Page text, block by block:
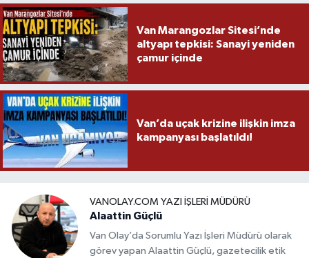
Van Marangozlar Sitesi’nde
altyapı tepkisi: Sanayi yeniden
çamur içinde
Van’da uçak krizine ilişkin imza
kampanyası başlatıldı!
VANOLAY.COM YAZI İŞLERI MÜDÜRÜ
Alaattin Güçlü
Van Olay’da Sorumlu Yazı İşleri Müdürü olarak
görev yapan Alaattin Güçlü, gazetecilik etik